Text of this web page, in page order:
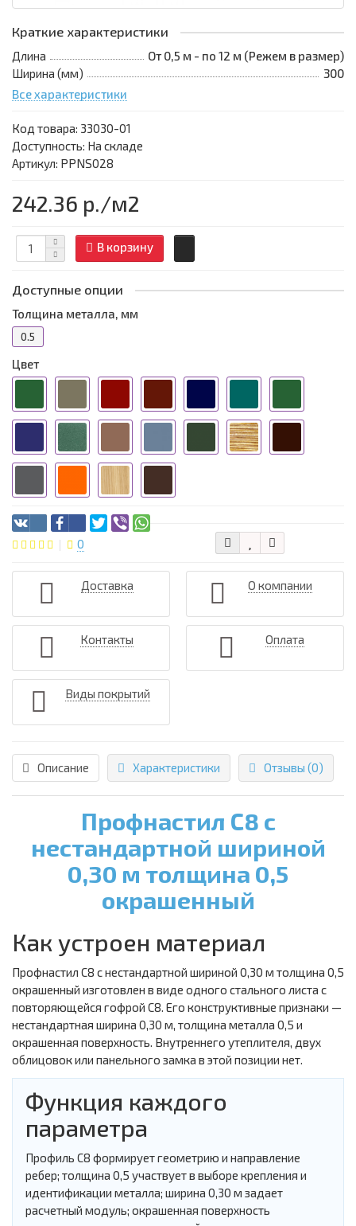
Краткие характеристики
Длина
От 0,5 м - по 12 м (Режем в размер)
Ширина (мм)
300
Все характеристики
Код товара: 33030-01
Доступность: На складе
Артикул: PPNS028
242.36 р./м2
В корзину
Доступные опции
Толщина металла, мм
0.5
Цвет
0
Доставка О компании
Контакты Оплата
Виды покрытий
Описание Характеристики Отзывы (0)
Профнастил С8 с
нестандартной шириной
0,30 м толщина 0,5
окрашенный
Как устроен материал
Профнастил С8 с нестандартной шириной 0,30 м толщина 0,5
окрашенный изготовлен в виде одного стального листа с
повторяющейся гофрой С8. Его конструктивные признаки —
нестандартная ширина 0,30 м, толщина металла 0,5 и
окрашенная поверхность. Внутреннего утеплителя, двух
облицовок или панельного замка в этой позиции нет.
Функция каждого
параметра
Профиль С8 формирует геометрию и направление
ребер; толщина 0,5 участвует в выборе крепления и
идентификации металла; ширина 0,30 м задает
расчетный модуль; окрашенная поверхность